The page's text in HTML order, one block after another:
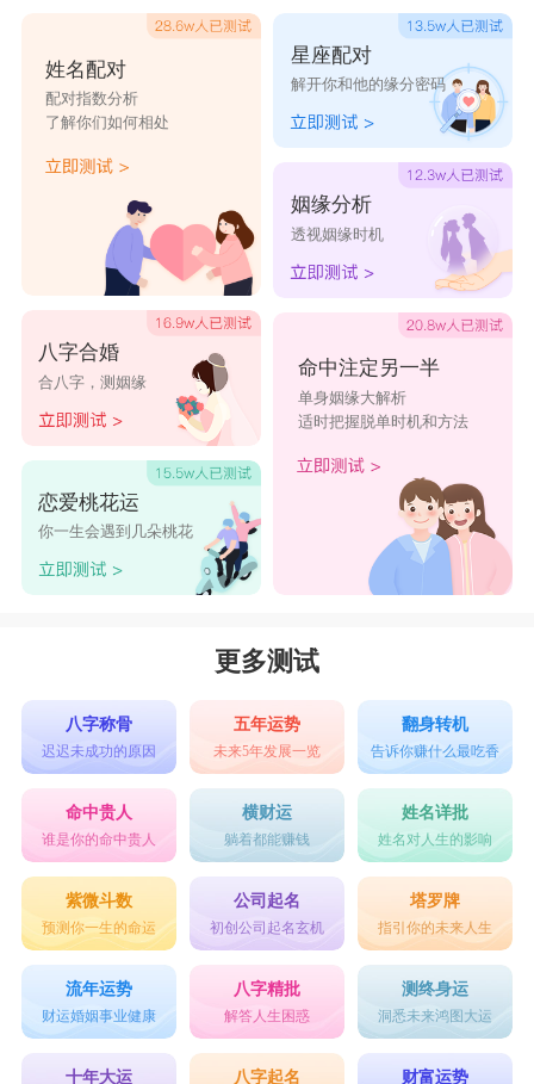
要很努力去维持的一对。
星座乐原创文章，转载需注明出处
姓名配对
配对指数分析
了解你们如何相处
八字合婚
合八字，测姻缘
恋爱桃花运
你一生会遇到几朵桃花
星座配对
解开你和他的缘分密码
姻缘分析
透视姻缘时机
命中注定另一半
单身姻缘大解析
适时把握脱单时机和方法
更多测试
八字称骨
迟迟未成功的原因
五年运势
未来5年发展一览
翻身转机
告诉你赚什么最吃香
命中贵人
谁是你的命中贵人
横财运
躺着都能赚钱
姓名详批
姓名对人生的影响
紫微斗数
预测你一生的命运
公司起名
初创公司起名玄机
塔罗牌
指引你的未来人生
流年运势
财运婚姻事业健康
八字精批
解答人生困惑
测终身运
洞悉未来鸿图大运
十年大运 八字起名 财富运势